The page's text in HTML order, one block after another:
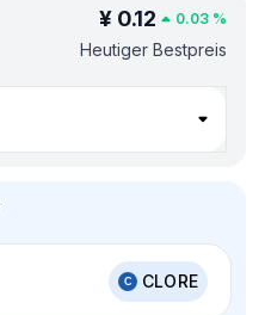
¥ 0.12 0.03 %
Heutiger Bestpreis
CLORE